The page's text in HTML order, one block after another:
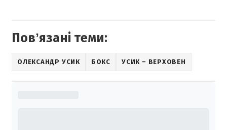
Повʼязані теми:
ОЛЕКСАНДР УСИК БОКС УСИК – ВЕРХОВЕН